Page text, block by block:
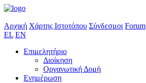
Αρχική Χάρτης Ιστοτόπου Σύνδεσμοι Forum
EL EN
Επιμελητήριο
Διοίκηση
Οργανωτική Δομή
Ενημέρωση